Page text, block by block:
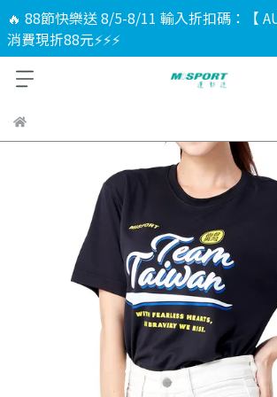
🔥 88節快樂送 8/5-8/11 輸入折扣碼：【
消費現折88元⚡⚡⚡